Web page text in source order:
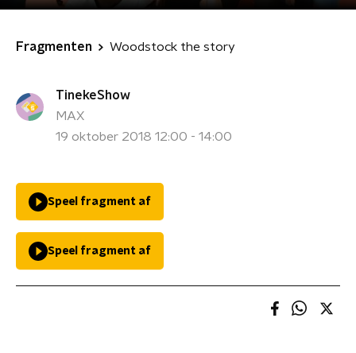
Fragmenten Woodstock the story
TinekeShow
MAX
19 oktober 2018 12:00 - 14:00
Speel fragment af
Speel fragment af